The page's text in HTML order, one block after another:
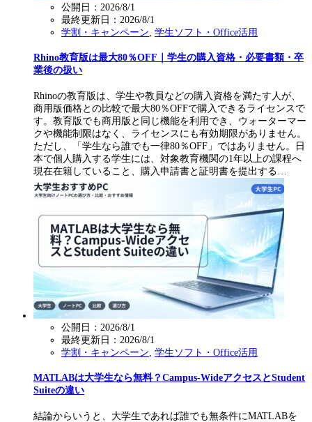
公開日：2026/8/1
最終更新日： 2026/8/1
学割・キャンペーン 学生ソフト・Office活用
Rhino教育版は最大80％OFF｜学生の購入資格・必要書類・卒
業後の扱い
Rhinoの教育版は、学生や教員などの購入資格を満たす人が、
商用版価格との比較で最大80％OFFで購入できるライセンスで
す。教育版でも商用版と同じ機能を利用でき、ウォーターマー
クや機能制限はなく、ライセンスにも有効期限がありません。
ただし、「学生なら誰でも一律80％OFF」ではありません。日
本で個人購入する学生には、対象教育機関の1年以上の課程へ
現在在籍していること、購入申請書と証明書を提出する…
公開日：2026/8/1
最終更新日： 2026/8/1
学割・キャンペーン 学生ソフト・Office活用
MATLABは大学生なら無料？Campus-WideアクセスとStudent
Suiteの違い
結論からいうと、大学生であれば誰でも無条件にMATLABを